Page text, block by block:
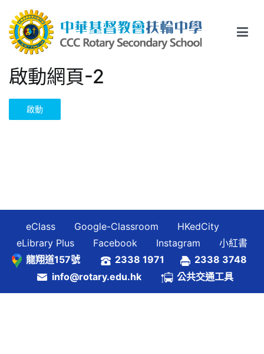
content
中華基督教會扶輪中學
啟動網頁-2
啟動
eClass Google-Classroom
HKedCity
eLibrary Plus
Facebook Instagram
小紅書
龍翔道157號
2338 1971
2338 3748
info@rotary.edu.hk
公共交通工具